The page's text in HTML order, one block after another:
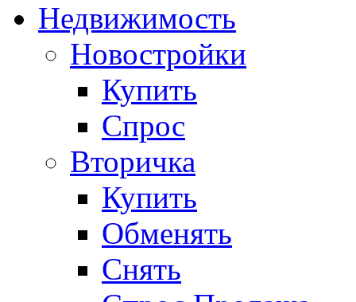
Недвижимость
Новостройки
Купить
Спрос
Вторичка
Купить
Обменять
Снять